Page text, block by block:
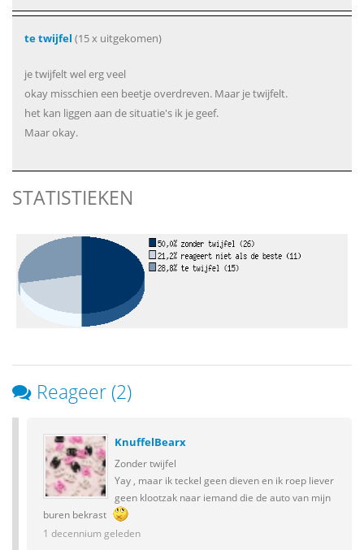
te twijfel (15 x uitgekomen)
je twijfelt wel erg veel
okay misschien een beetje overdreven. Maar je twijfelt.
het kan liggen aan de situatie's ik je geef.
Maar okay.
STATISTIEKEN
Reageer (2)
KnuffelBearx
Zonder twijfel
Yay , maar ik teckel geen dieven en ik roep liever
geen klootzak naar iemand die de auto van mijn
buren bekrast
1 decennium geleden